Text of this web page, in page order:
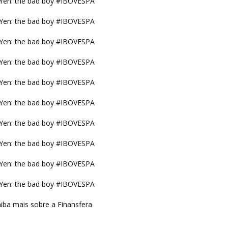
the bad boy #IBOVESPA
the bad boy #IBOVESPA
the bad boy #IBOVESPA
the bad boy #IBOVESPA
the bad boy #IBOVESPA
the bad boy #IBOVESPA
the bad boy #IBOVESPA
the bad boy #IBOVESPA
the bad boy #IBOVESPA
mais sobre a Finansfera